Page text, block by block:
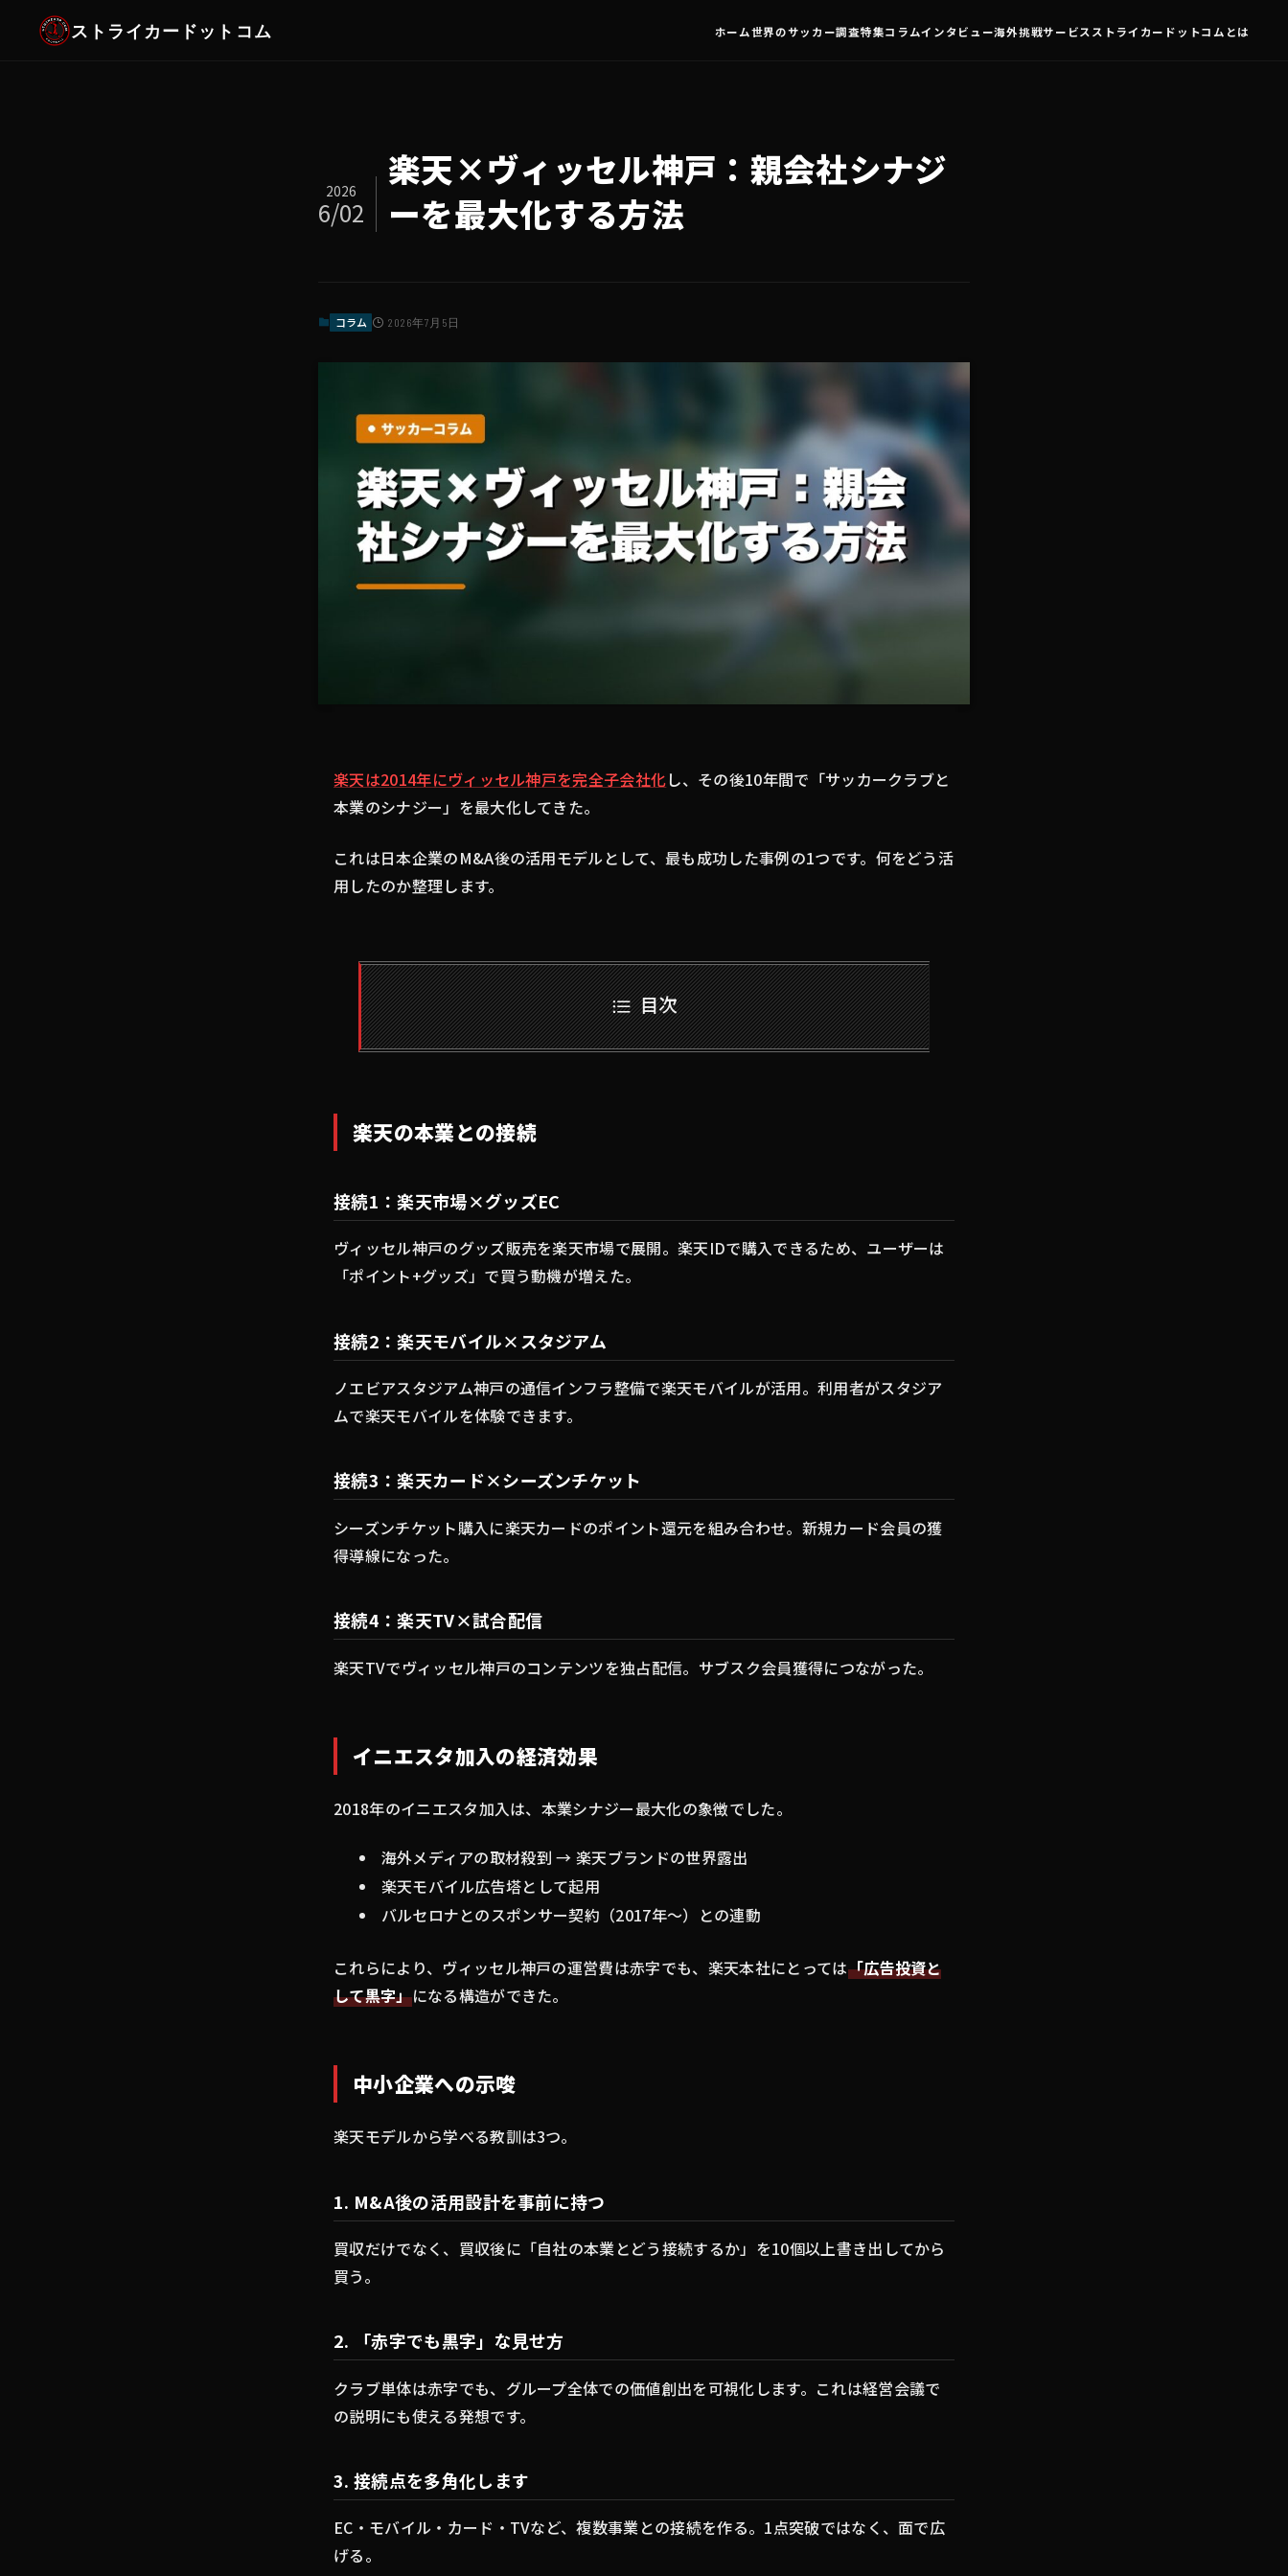
ストライカードットコム ホーム世界のサッカー調査特集コラムインタビュー海外挑戦サービス ストライカードットコムとは
楽天×ヴィッセル神戸：親会社シナジ
ーを最大化する方法
2026
6/02
コラム 2026年7月5日
楽天は2014年にヴィッセル神戸を完全子会社化し、その後10年間で「サッカークラブと
本業のシナジー」を最大化してきた。
これは日本企業のM&A後の活用モデルとして、最も成功した事例の1つです。何をどう活
用したのか整理します。
目次
楽天の本業との接続
接続1：楽天市場×グッズEC
ヴィッセル神戸のグッズ販売を楽天市場で展開。楽天IDで購入できるため、ユーザーは
「ポイント+グッズ」で買う動機が増えた。
接続2：楽天モバイル×スタジアム
ノエビアスタジアム神戸の通信インフラ整備で楽天モバイルが活用。利用者がスタジア
ムで楽天モバイルを体験できます。
接続3：楽天カード×シーズンチケット
シーズンチケット購入に楽天カードのポイント還元を組み合わせ。新規カード会員の獲
得導線になった。
接続4：楽天TV×試合配信
楽天TVでヴィッセル神戸のコンテンツを独占配信。サブスク会員獲得につながった。
イニエスタ加入の経済効果
2018年のイニエスタ加入は、本業シナジー最大化の象徴でした。
海外メディアの取材殺到 → 楽天ブランドの世界露出
楽天モバイル広告塔として起用
バルセロナとのスポンサー契約（2017年〜）との連動
これらにより、ヴィッセル神戸の運営費は赤字でも、楽天本社にとっては「広告投資と
して黒字」になる構造ができた。
中小企業への示唆
楽天モデルから学べる教訓は3つ。
1. M&A後の活用設計を事前に持つ
買収だけでなく、買収後に「自社の本業とどう接続するか」を10個以上書き出してから
買う。
2. 「赤字でも黒字」な見せ方
クラブ単体は赤字でも、グループ全体での価値創出を可視化します。これは経営会議で
の説明にも使える発想です。
3. 接続点を多角化します
EC・モバイル・カード・TVなど、複数事業との接続を作る。1点突破ではなく、面で広
げる。